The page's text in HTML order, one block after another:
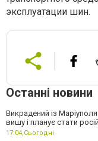
эксплуатации шин.
Останні новини
Викрадений із
вишу і планує стати
17:04,Сьогодні